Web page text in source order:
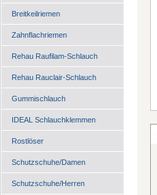
Breitkeilriemen
Zahnflachriemen
Rehau Raufilam-Schlauch
Rehau Rauclair-Schlauch
Gummischlauch
IDEAL Schlauchklemmen
Rostlöser
Schutzschuhe/Damen
Schutzschuhe/Herren